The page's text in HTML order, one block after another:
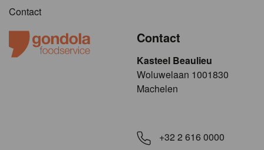
Contact
Contact
Kasteel Beaulieu
​​​Woluwelaan 1001830
Machelen
+32 2 616 0000